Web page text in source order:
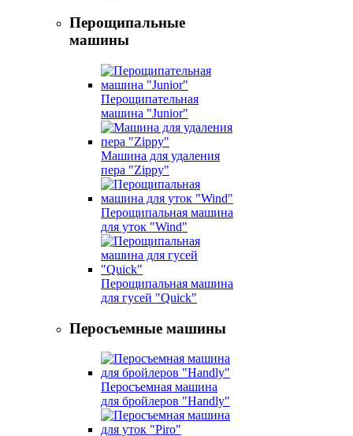
Перощипальные
машины
Перощипательная
машина "Junior"
Машина для удаления
пера "Zippy"
Перощипальная машина
для уток "Wind"
Перощипальная машина
для гусей "Quick"
Перосъемные машины
Перосъемная машина
для бройлеров "Handly"